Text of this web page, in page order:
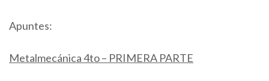
Apuntes:
Metalmecánica 4to – PRIMERA PARTE